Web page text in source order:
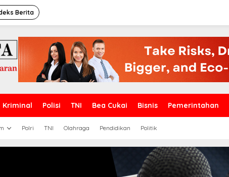
Berita
Kriminal Polisi TNI Bea Cukai Bisnis Pemerintahan
Polri TNI Olahraga Pendidikan Politik